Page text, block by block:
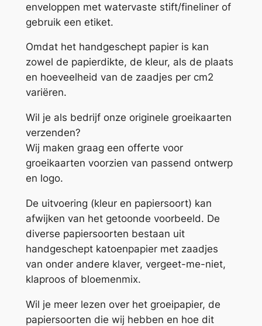
enveloppen met watervaste stift/fineliner of
gebruik een etiket.
Omdat het handgeschept papier is kan
zowel de papierdikte, de kleur, als de plaats
en hoeveelheid van de zaadjes per cm2
variëren.
Wil je als bedrijf onze originele groeikaarten
verzenden?
Wij maken graag een offerte voor
groeikaarten voorzien van passend ontwerp
en logo.
De uitvoering (kleur en papiersoort) kan
afwijken van het getoonde voorbeeld. De
diverse papiersoorten bestaan uit
handgeschept katoenpapier met zaadjes
van onder andere klaver, vergeet-me-niet,
klaproos of bloemenmix.
Wil je meer lezen over het groeipapier, de
papiersoorten die wij hebben en hoe dit